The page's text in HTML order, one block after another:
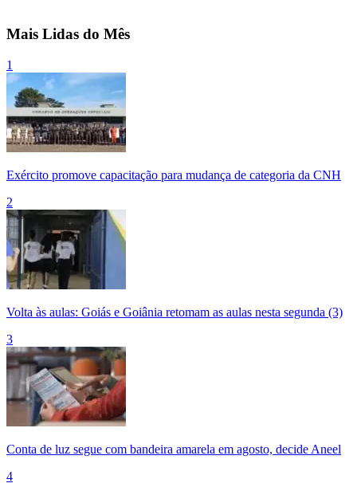
Mais Lidas do Mês
1
Exército promove capacitação para mudança de categoria da CNH
2
Volta às aulas: Goiás e Goiânia retomam as aulas nesta segunda (3)
3
Conta de luz segue com bandeira amarela em agosto, decide Aneel
4